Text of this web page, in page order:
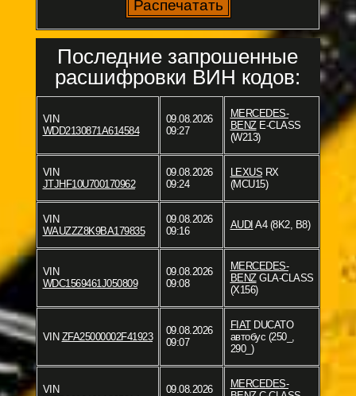
Последние запрошенные
расшифровки ВИН кодов:
VIN
WDD2130871A614584
09.08.2026
09:27
MERCEDES-
BENZE-CLASS
(W213)
VIN
JTJHF10U700170962
09.08.2026
09:24
LEXUS RX
(MCU15)
VIN
WAUZZZ8K9BA179835
09.08.2026
09:16
AUDI A4 (8K2, B8)
VIN
WDC1569461J050809
09.08.2026
09:08
MERCEDES-
BENZGLA-CLASS
(X156)
VIN ZFA25000002F41923
09.08.2026
09:07
FIATDUCATO
автобус (250_,
290_)
VIN
09.08.2026
MERCEDES-